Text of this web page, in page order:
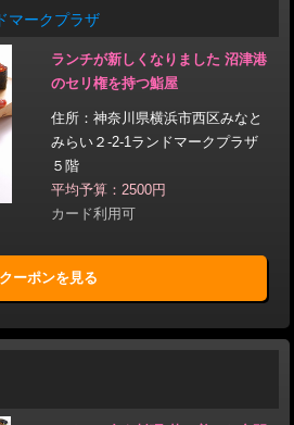
マークプラザ
ランチが新しくなりました 沼津港
のセリ権を持つ鮨屋
住所：神奈川県横浜市西区みなと
みらい２-2-1ランドマークプラザ
５階
平均予算：2500円
カード利用可
クーポンを見る